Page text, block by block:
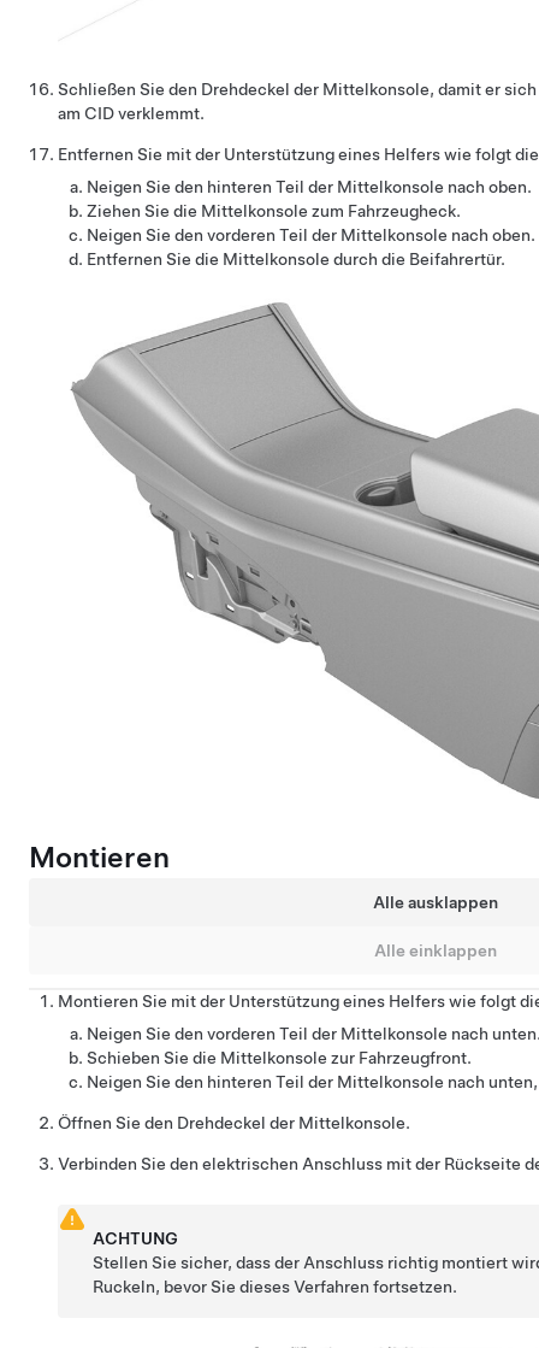
Schließen Sie den Drehdeckel der Mittelkonsole, damit er
am CID verklemmt.
Entfernen Sie mit der Unterstützung eines Helfers wie folgt
Neigen Sie den hinteren Teil der Mittelkonsole nach oben.
Ziehen Sie die Mittelkonsole zum Fahrzeugheck.
Neigen Sie den vorderen Teil der Mittelkonsole nach oben.
Entfernen Sie die Mittelkonsole durch die Beifahrertür.
Montieren
Alle ausklappen
Alle einklappen
Montieren Sie mit der Unterstützung eines Helfers wie folgt
Neigen Sie den vorderen Teil der Mittelkonsole nach
Schieben Sie die Mittelkonsole zur Fahrzeugfront.
Neigen Sie den hinteren Teil der Mittelkonsole nach
Öffnen Sie den Drehdeckel der Mittelkonsole.
Verbinden Sie den elektrischen Anschluss mit der Rückseite
ACHTUNG
Stellen Sie sicher, dass der Anschluss richtig montiert
Ruckeln, bevor Sie dieses Verfahren fortsetzen.